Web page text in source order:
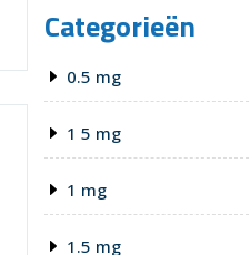
Categorieën
0.5 mg
1 5 mg
1 mg
1.5 mg